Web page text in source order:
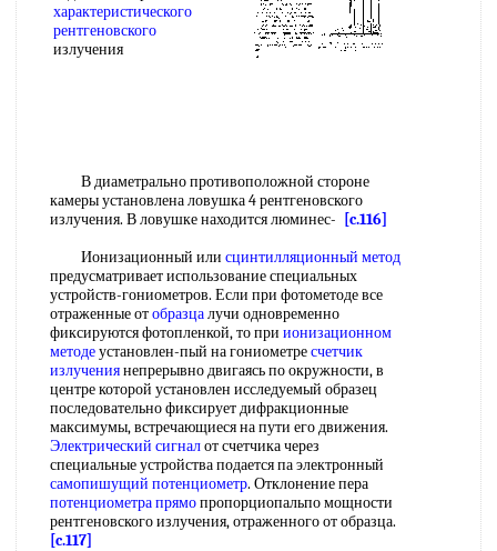
характеристического
рентгеновского
излучения
В диаметрально противоположной стороне
камеры установлена ловушка 4 рентгеновского
излучения. В ловушке находится люминес-
[c.116]
Ионизационный или сцинтилляционный метод
предусматривает использование специальных
устройств-гониометров. Если при фотометоде все
отраженные отобразцалучи одновременно
фиксируются фотопленкой, то при ионизационном
методеустановлен-пый на гониометресчетчик
излучениянепрерывно двигаясь по окружности, в
центре которой установлен исследуемый образец
последовательно фиксирует дифракционные
максимумы, встречающиеся на пути его движения.
Электрический сигналот счетчика через
специальные устройства подается па электронный
самопишущий потенциометр. Отклонение пера
потенциометра прямопропорциопальпо мощности
рентгеновского излучения, отраженного от образца.
[c.117]